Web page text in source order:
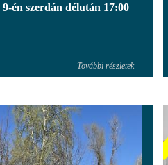
én szerdán délután 17:00
További részletek